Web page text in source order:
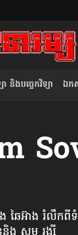
និងបច្ចេកវិទ្យា ឯក
ឆៃអ៊ាង រំលឹក​ពី​
របស់​
លិខិតប្រិយមិ
មនុស្ស»